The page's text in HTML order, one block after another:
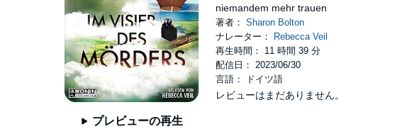
プレビューの再生
niemandem mehr trauen
著者：Sharon Bolton
ナレーター：
Rebecca Veil
再生時間： 11 時間 39 分
配信日： 2023/06/30
言語： ドイツ語
レビューはまだありません。